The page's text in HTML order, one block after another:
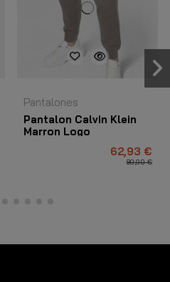
Pantalones
Pantalon Calvin Klein
Marron Logo
62,93 €
89,90 €